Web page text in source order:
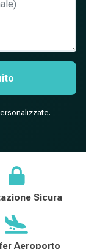
Sicura
Aeroporto